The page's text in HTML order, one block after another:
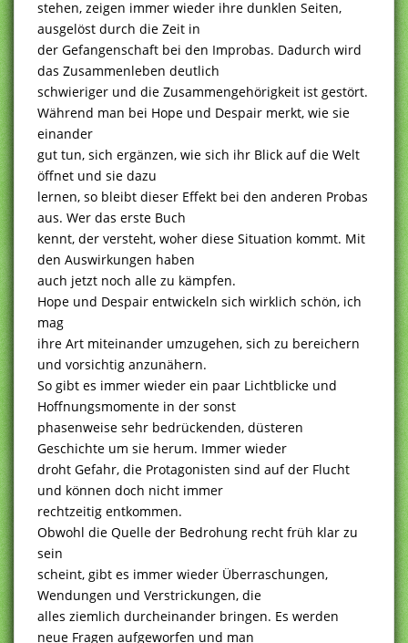
stehen, zeigen immer wieder ihre dunklen Seiten,
ausgelöst durch die Zeit in
der Gefangenschaft bei den Improbas. Dadurch wird
das Zusammenleben deutlich
schwieriger und die Zusammengehörigkeit ist gestört.
Während man bei Hope und Despair merkt, wie sie
einander
gut tun, sich ergänzen, wie sich ihr Blick auf die Welt
öffnet und sie dazu
lernen, so bleibt dieser Effekt bei den anderen Probas
aus. Wer das erste Buch
kennt, der versteht, woher diese Situation kommt. Mit
den Auswirkungen haben
auch jetzt noch alle zu kämpfen.
Hope und Despair entwickeln sich wirklich schön, ich
mag
ihre Art miteinander umzugehen, sich zu bereichern
und vorsichtig anzunähern.
So gibt es immer wieder ein paar Lichtblicke und
Hoffnungsmomente in der sonst
phasenweise sehr bedrückenden, düsteren
Geschichte um sie herum. Immer wieder
droht Gefahr, die Protagonisten sind auf der Flucht
und können doch nicht immer
rechtzeitig entkommen.
Obwohl die Quelle der Bedrohung recht früh klar zu
sein
scheint, gibt es immer wieder Überraschungen,
Wendungen und Verstrickungen, die
alles ziemlich durcheinander bringen. Es werden
neue Fragen aufgeworfen und man